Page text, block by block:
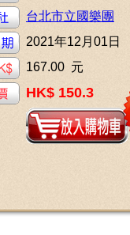
台北市立國樂團
2021年12月01日
167.00 元
HK$ 150.3